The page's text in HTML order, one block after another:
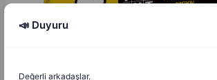
📣 Duyuru
Değerli arkadaşlar.